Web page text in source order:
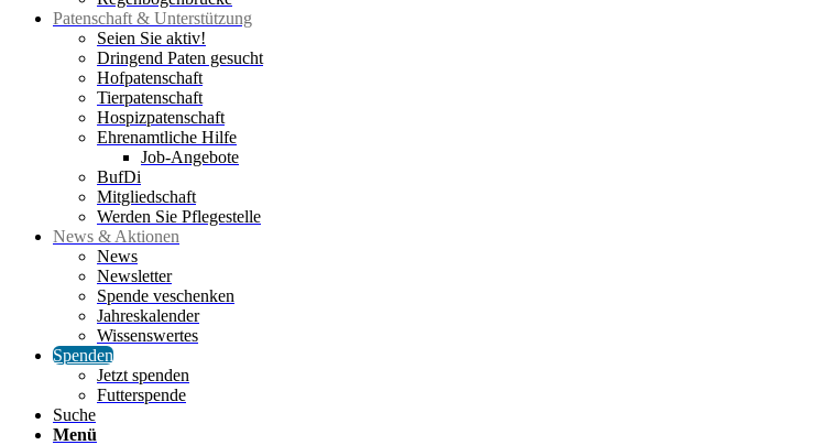
Patenschaft & Unterstützung
Seien Sie aktiv!
Dringend Paten gesucht
Hofpatenschaft
Tierpatenschaft
Hospizpatenschaft
Ehrenamtliche Hilfe
Job-Angebote
BufDi
Mitgliedschaft
Werden Sie Pflegestelle
News & Aktionen
News
Newsletter
Spende veschenken
Jahreskalender
Wissenswertes
Spenden
Jetzt spenden
Futterspende
Suche
Menü